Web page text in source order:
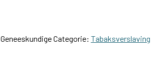
Geneeskundige Categorie: Tabaksverslaving